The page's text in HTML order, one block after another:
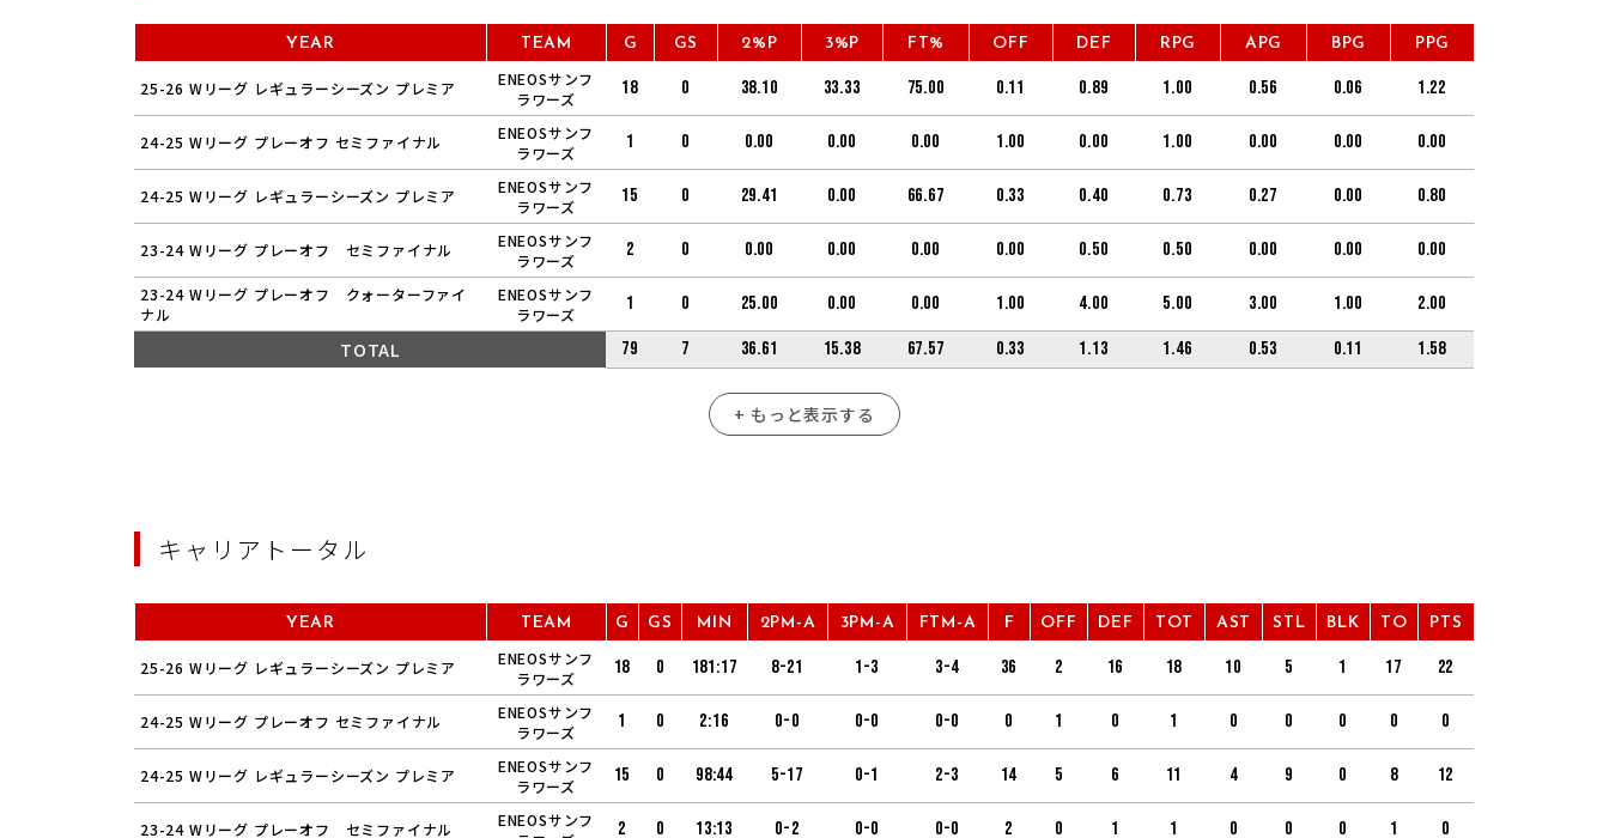
YEAR TEAM G GS 2%P 3%P FT% OFF DEF RPG APG BPG PPG
25-26 Wリーグ レギュラーシーズン プレミア
ENEOSサンフ
ラワーズ
18 0 38.10 33.33 75.00 0.11 0.89 1.00 0.56 0.06 1.22
24-25 Wリーグ プレーオフ セミファイナル
ENEOSサンフ
ラワーズ
1 0 0.00 0.00 0.00 1.00 0.00 1.00 0.00 0.00 0.00
24-25 Wリーグ レギュラーシーズン プレミア
ENEOSサンフ
ラワーズ
15 0 29.41 0.00 66.67 0.33 0.40 0.73 0.27 0.00 0.80
23-24 Wリーグ プレーオフ セミファイナル
ENEOSサンフ
ラワーズ
2 0 0.00 0.00 0.00 0.00 0.50 0.50 0.00 0.00 0.00
23-24 Wリーグ プレーオフ クォーターファイ
ナル
ENEOSサンフ
ラワーズ
1 0 25.00 0.00 0.00 1.00 4.00 5.00 3.00 1.00 2.00
TOTAL 79 7 36.61 15.38 67.57 0.33 1.13 1.46 0.53 0.11 1.58
+ もっと表示する
キャリアトータル
YEAR TEAM G GS MIN 2PM-A 3PM-A FTM-A F OFF DEF TOT AST STL BLK TO PTS
25-26 Wリーグ レギュラーシーズン プレミア
ENEOSサンフ
ラワーズ
18 0 181:17 8-21 1-3 3-4 36 2 16 18 10 5 1 17 22
24-25 Wリーグ プレーオフ セミファイナル
ENEOSサンフ
ラワーズ
1 0 2:16 0-0 0-0 0-0 0 1 0 1 0 0 0 0 0
24-25 Wリーグ レギュラーシーズン プレミア
ENEOSサンフ
ラワーズ
15 0 98:44 5-17 0-1 2-3 14 5 6 11 4 9 0 8 12
23-24 Wリーグ プレーオフ セミファイナル
ENEOSサンフ
2 0 13:13 0-2 0-0 0-0 2 0 1 1 0 0 0 1 0